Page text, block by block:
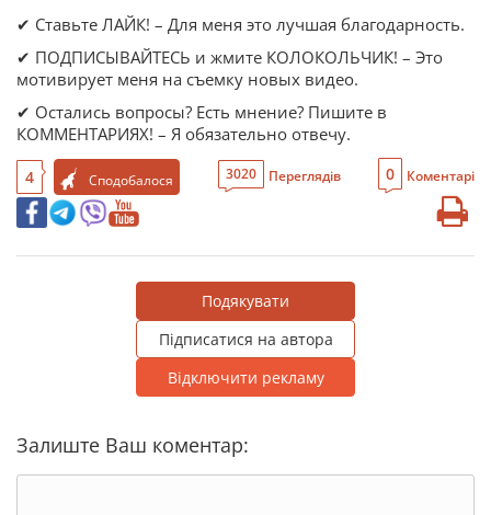
✔ Ставьте ЛАЙК! – Для меня это лучшая благодарность.
✔ ПОДПИСЫВАЙТЕСЬ и жмите КОЛОКОЛЬЧИК! – Это
мотивирует меня на съемку новых видео.
✔ Остались вопросы? Есть мнение? Пишите в
КОММЕНТАРИЯХ! – Я обязательно отвечу.
4 Сподобалося 3020 Переглядів 0 Коментарі
Подякувати
Підписатися на автора
Відключити рекламу
Залиште Ваш коментар: